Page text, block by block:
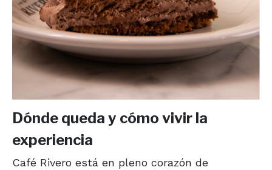
Dónde queda y cómo vivir la
experiencia
Café Rivero está en pleno corazón de